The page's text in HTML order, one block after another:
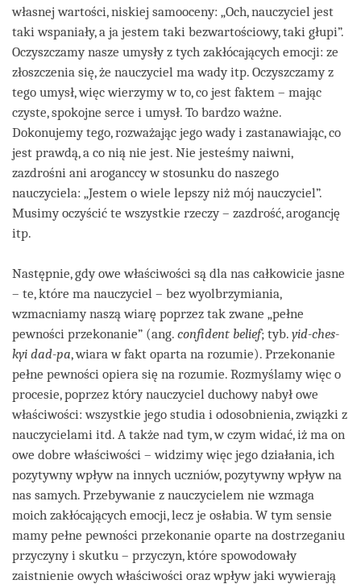
własnej wartości, niskiej samooceny: „Och, nauczyciel jest
taki wspaniały, a ja jestem taki bezwartościowy, taki głupi”.
Oczyszczamy nasze umysły z tych zakłócających emocji: ze
złoszczenia się, że nauczyciel ma wady itp. Oczyszczamy z
tego umysł, więc wierzymy w to, co jest faktem – mając
czyste, spokojne serce i umysł. To bardzo ważne.
Dokonujemy tego, rozważając jego wady i zastanawiając, co
jest prawdą, a co nią nie jest. Nie jesteśmy naiwni,
zazdrośni ani aroganccy w stosunku do naszego
nauczyciela: „Jestem o wiele lepszy niż mój nauczyciel”.
Musimy oczyścić te wszystkie rzeczy – zazdrość, arogancję
itp.
Następnie, gdy owe właściwości są dla nas całkowicie jasne
– te, które ma nauczyciel – bez wyolbrzymiania,
wzmacniamy naszą wiarę poprzez tak zwane „pełne
pewności przekonanie” (ang. confident belief; tyb. yid-ches-
kyi dad-pa, wiara w fakt oparta na rozumie). Przekonanie
pełne pewności opiera się na rozumie. Rozmyślamy więc o
procesie, poprzez który nauczyciel duchowy nabył owe
właściwości: wszystkie jego studia i odosobnienia, związki z
nauczycielami itd. A także nad tym, w czym widać, iż ma on
owe dobre właściwości – widzimy więc jego działania, ich
pozytywny wpływ na innych uczniów, pozytywny wpływ na
nas samych. Przebywanie z nauczycielem nie wzmaga
moich zakłócających emocji, lecz je osłabia. W tym sensie
mamy pełne pewności przekonanie oparte na dostrzeganiu
przyczyny i skutku – przyczyn, które spowodowały
zaistnienie owych właściwości oraz wpływ jaki wywierają